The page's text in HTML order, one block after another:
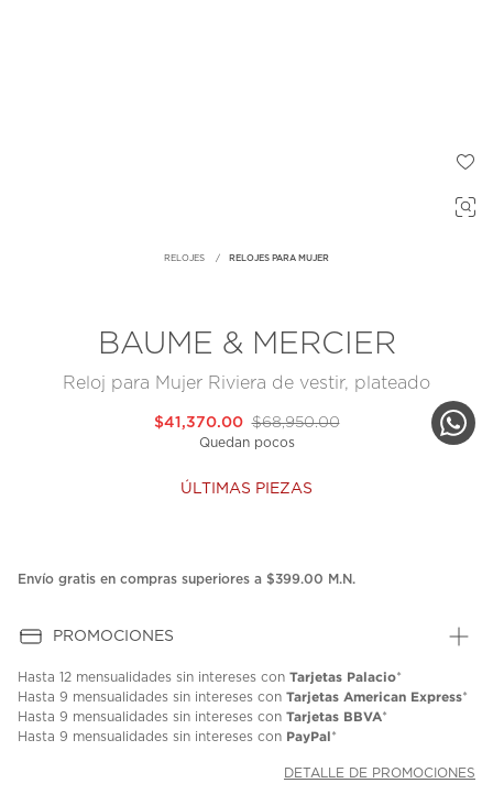
RELOJES RELOJES PARA MUJER
BAUME & MERCIER
Reloj para Mujer Riviera de vestir, plateado
$68,950.00
$41,370.00
Quedan pocos
ÚLTIMAS PIEZAS
Envío gratis en compras superiores a $399.00 M.N.
PROMOCIONES
Hasta 12 mensualidades sin intereses con Tarjetas Palacio*
Hasta 9 mensualidades sin intereses con Tarjetas American Express*
Hasta 9 mensualidades sin intereses con Tarjetas BBVA*
Hasta 9 mensualidades sin intereses con PayPal*
DETALLE DE PROMOCIONES